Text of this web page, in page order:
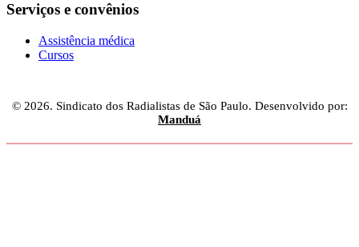
Serviços e convênios
Assistência médica
Cursos
© 2026. Sindicato dos Radialistas de São Paulo. Desenvolvido por:
Manduá